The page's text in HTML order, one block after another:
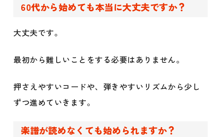
60代から始めても本当に大丈夫ですか？
大丈夫です。
最初から難しいことをする必要はありません。
押さえやすいコードや、弾きやすいリズムから少し
ずつ進めていきます。
楽譜が読めなくても始められますか？